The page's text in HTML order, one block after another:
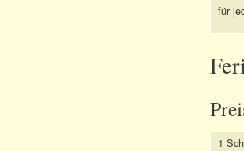
für
1